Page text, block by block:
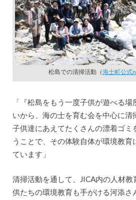
松島での清掃活動（海士町公式
「『松島をもう一度子供が遊べる
いから、海の士を育む会を中心に清
子供達にあえてたくさんの漂着ゴミ
うことで、その体験自体が環境教育
ています」
清掃活動を通して、JICA内の人材
供たちの環境教育も手がける河添さ